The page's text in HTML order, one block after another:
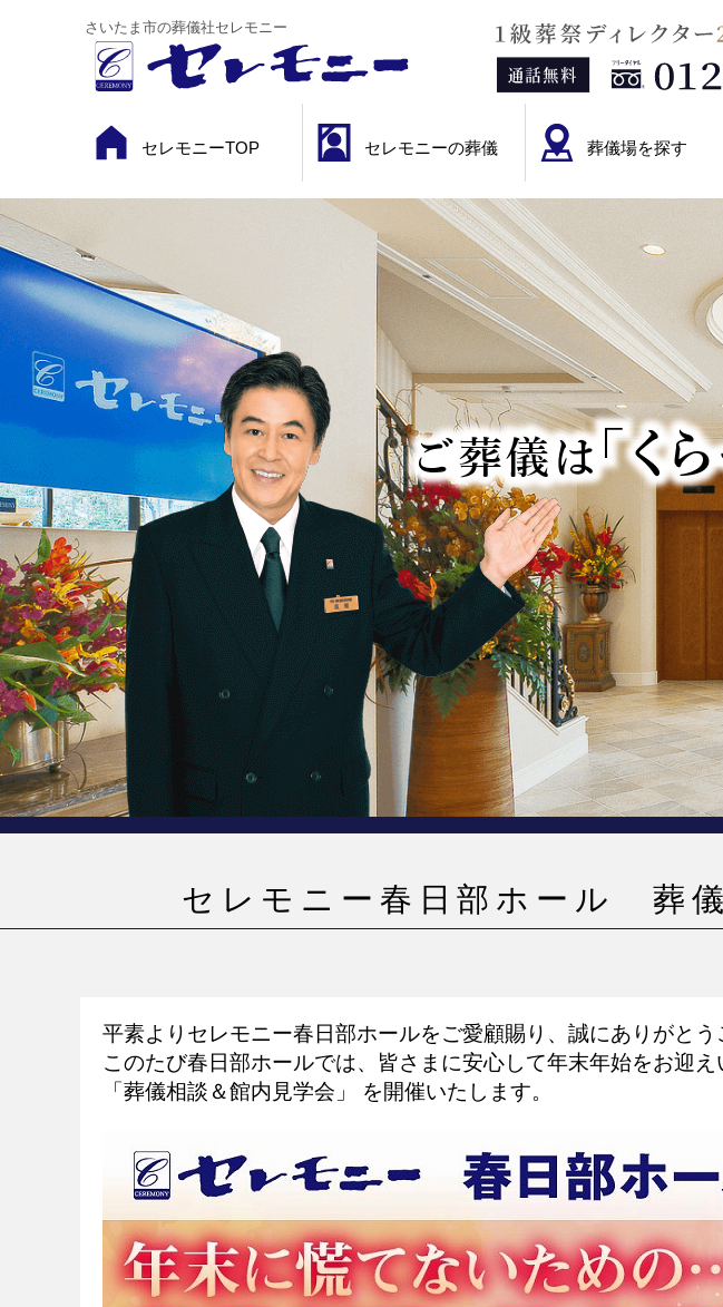
さいたま市の葬儀社セレモニー
セレモニーTOP セレモニーの葬儀 葬儀場を探す
セレモニー春日部ホール 葬
平素よりセレモニー春日部ホールをご愛顧賜り、誠にありがとう
このたび春日部ホールでは、皆さまに安心して年末年始をお迎え
「葬儀相談＆館内見学会」 を開催いたします。